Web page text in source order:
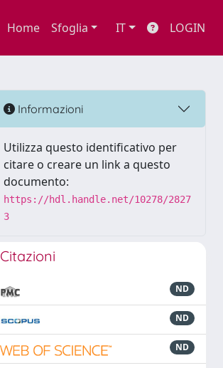
Home Sfoglia IT LOGIN
Informazioni
Utilizza questo identificativo per
citare o creare un link a questo
documento:
https://hdl.handle.net/10278/2827
3
Citazioni
ND
ND
ND